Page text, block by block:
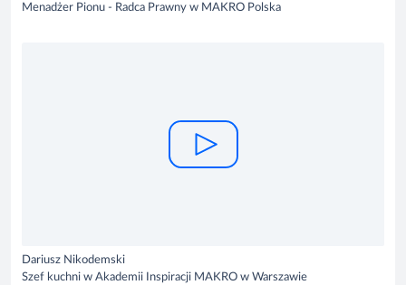
Menadżer Pionu - Radca Prawny w MAKRO Polska
Dariusz Nikodemski
Szef kuchni w Akademii Inspiracji MAKRO w Warszawie